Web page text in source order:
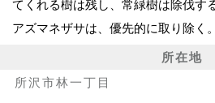
てくれる樹は残し、常緑樹は除伐す
アズマネザサは、優先的に取り除く。
所在地
所沢市林一丁目